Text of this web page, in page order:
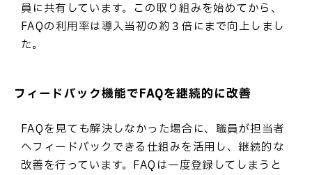
員に共有しています。この取り組みを始めてから、
FAQの利用率は導入当初の約３倍にまで向上しまし
た。
フィードバック機能でFAQを継続的に改善
FAQを見ても解決しなかった場合に、職員が担当者
へフィードバックできる仕組みを活用し、継続的な
改善を行っています。FAQは一度登録してしまうと